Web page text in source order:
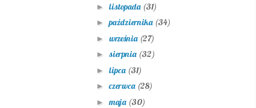
► listopada (31)
►października (34)
► września (27)
► sierpnia (32)
► lipca (31)
►czerwca (28)
► maja (30)